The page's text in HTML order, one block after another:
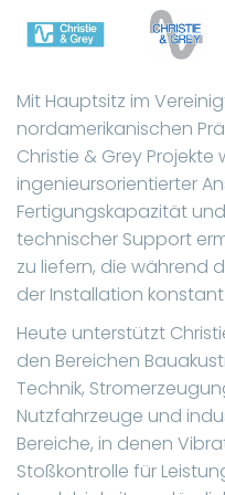
specified solutions
requirements.
noise and vibration
developed a
challenges where
That experience is
supporting a critical
performance building,
operating under
Mit Hauptsitz im
nordamerikanischen
Christie & Grey Projekte
ingenieursorientierter
Fertigungskapazität
technischer Support
zu liefern, die während
der Installation
Heute unterstützt
den Bereichen
Technik,
Nutzfahrzeuge und
Bereiche, in denen
Stoßkontrolle für